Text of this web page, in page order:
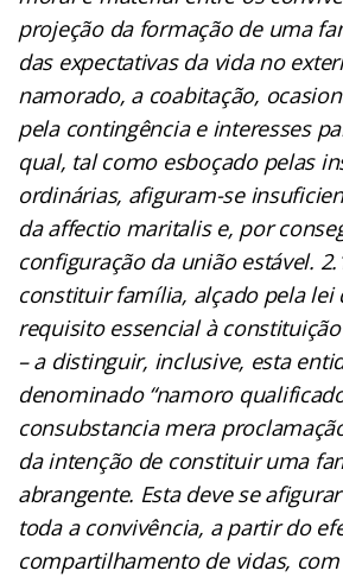
projeção da formação de uma
das expectativas da vida no
namorado, a coabitação,
pela contingência e interesses
qual, tal como esboçado pelas
ordinárias, afiguram-se
da affectio maritalis e, por
configuração da união estável.
constituir família, alçado pela lei
requisito essencial à
– a distinguir, inclusive, esta
denominado “namoro
consubstancia mera
da intenção de constituir uma
abrangente. Esta deve se
toda a convivência, a partir do
compartilhamento de vidas,